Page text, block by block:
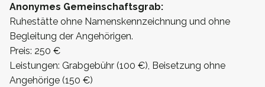
Anonymes Gemeinschaftsgrab:
Ruhestätte ohne Namenskennzeichnung und ohne
Begleitung der Angehörigen.
Preis: 250 €
Leistungen: Grabgebühr (100 €), Beisetzung ohne
Angehörige (150 €)